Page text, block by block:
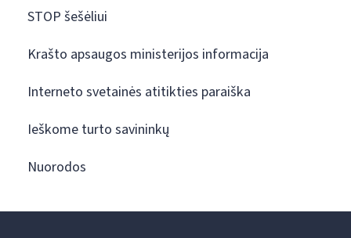
STOP šešėliui
Krašto apsaugos ministerijos informacija
Interneto svetainės atitikties paraiška
Ieškome turto savininkų
Nuorodos